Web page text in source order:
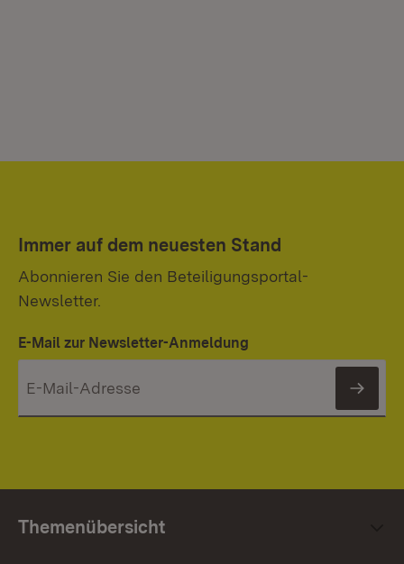
Immer auf dem neuesten Stand
Abonnieren Sie den Beteiligungsportal-
Newsletter.
E-Mail zur Newsletter-Anmeldung
Themenübersicht